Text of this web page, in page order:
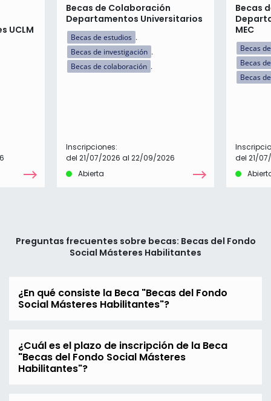
UCLM
Becas de Colaboración
Departamentos Universitarios
Becas de estudios
Becas de investigación
Becas de colaboración
Inscripciones:
del 21/07/2026 al 22/09/2026
Abierta
Becas
MEC
Becas
Becas
Becas
del 21/
Preguntas frecuentes sobre becas: Becas del Fondo
Social Másteres Habilitantes
¿En qué consiste la Beca "Becas del Fondo
Social Másteres Habilitantes"?
¿Cuál es el plazo de inscripción de la Beca
"Becas del Fondo Social Másteres
Habilitantes"?